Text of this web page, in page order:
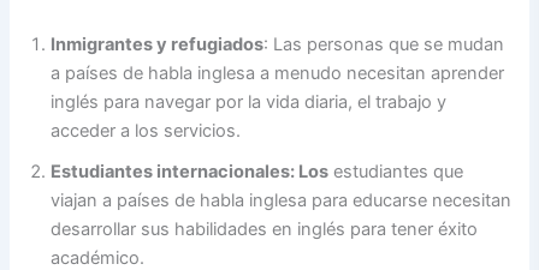
Inmigrantes y refugiados: Las personas que se mudan
a países de habla inglesa a menudo necesitan aprender
inglés para navegar por la vida diaria, el trabajo y
acceder a los servicios.
Estudiantes internacionales: Los estudiantes que
viajan a países de habla inglesa para educarse necesitan
desarrollar sus habilidades en inglés para tener éxito
académico.